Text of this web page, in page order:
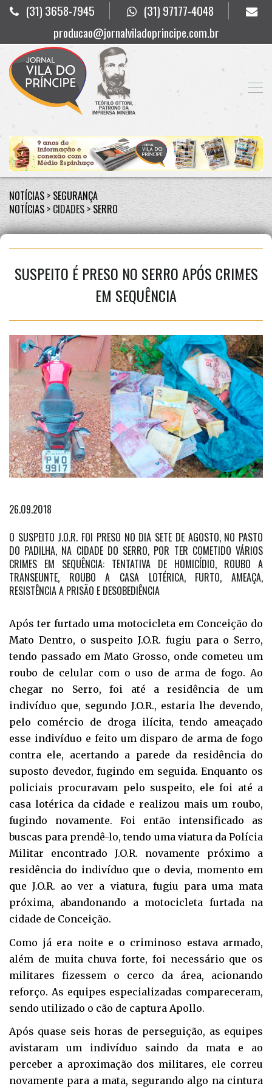
(31) 3658-7945
(31) 97177-4048
producao@jornalviladoprincipe.com.br
NOTÍCIAS > SEGURANÇA
NOTÍCIAS > CIDADES > SERRO
SUSPEITO É PRESO NO SERRO APÓS CRIMES
EM SEQUÊNCIA
26.09.2018
O SUSPEITO J.O.R. FOI PRESO NO DIA SETE DE AGOSTO, NO PASTO
DO PADILHA, NA CIDADE DO SERRO, POR TER COMETIDO VÁRIOS
CRIMES EM SEQUÊNCIA: TENTATIVA DE HOMICÍDIO, ROUBO A
TRANSEUNTE, ROUBO A CASA LOTÉRICA, FURTO, AMEAÇA,
RESISTÊNCIA A PRISÃO E DESOBEDIÊNCIA
Após ter furtado uma motocicleta em Conceição do
Mato Dentro, o suspeito J.O.R. fugiu para o Serro,
tendo passado em Mato Grosso, onde cometeu um
roubo de celular com o uso de arma de fogo. Ao
chegar no Serro, foi até a residência de um
indivíduo que, segundo J.O.R., estaria lhe devendo,
pelo comércio de droga ilícita, tendo ameaçado
esse indivíduo e feito um disparo de arma de fogo
contra ele, acertando a parede da residência do
suposto devedor, fugindo em seguida. Enquanto os
policiais procuravam pelo suspeito, ele foi até a
casa lotérica da cidade e realizou mais um roubo,
fugindo novamente. Foi então intensificado as
buscas para prendê-lo, tendo uma viatura da Polícia
Militar encontrado J.O.R. novamente próximo a
residência do indivíduo que o devia, momento em
que J.O.R. ao ver a viatura, fugiu para uma mata
próxima, abandonando a motocicleta furtada na
cidade de Conceição.
Como já era noite e o criminoso estava armado,
além de muita chuva forte, foi necessário que os
militares fizessem o cerco da área, acionando
reforço. As equipes especializadas compareceram,
sendo utilizado o cão de captura Apollo.
Após quase seis horas de perseguição, as equipes
avistaram um indivíduo saindo da mata e ao
perceber a aproximação dos militares, ele correu
novamente para a mata, segurando algo na cintura